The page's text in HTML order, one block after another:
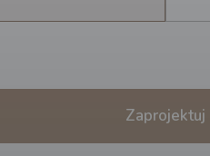
Zaprojektuj